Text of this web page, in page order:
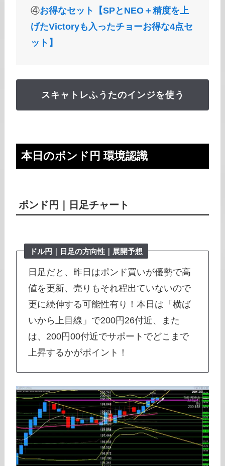
④お得なセット【SPとNEO＋精度を上
げたVictoryも入ったチョーお得な4点セ
ット】
スキャトレふうたのインジを使う
本日のポンド円 環境認識
ポンド円 ｜日足チャート
ドル円｜日足の方向性｜展開予想
日足だと、昨日はポンド買いが優勢で高
値を更新、売りもそれ程出ていないので
更に続伸する可能性有り！本日は「横ば
いから上目線」で200円26付近、また
は、200円00付近でサポートでどこまで
上昇するかがポイント！